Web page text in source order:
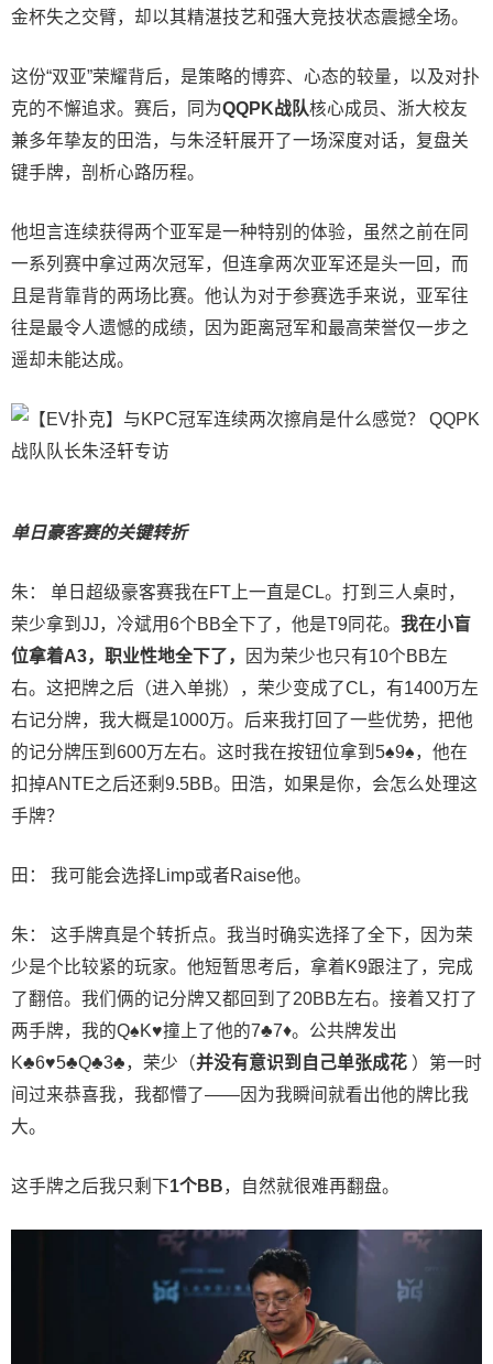
金杯失之交臂，却以其精湛技艺和强大竞技状态震撼全场。
这份“双亚”荣耀背后，是策略的博弈、心态的较量，以及对扑
克的不懈追求。赛后，同为QQPK战队核心成员、浙大校友
兼多年挚友的田浩，与朱泾轩展开了一场深度对话，复盘关
键手牌，剖析心路历程。
他坦言连续获得两个亚军是一种特别的体验，虽然之前在同
一系列赛中拿过两次冠军，但连拿两次亚军还是头一回，而
且是背靠背的两场比赛。他认为对于参赛选手来说，亚军往
往是最令人遗憾的成绩，因为距离冠军和最高荣誉仅一步之
遥却未能达成。
单日豪客赛的关键转折
朱： 单日超级豪客赛我在FT上一直是CL。打到三人桌时，
荣少拿到JJ，冷斌用6个BB全下了，他是T9同花。 我在小盲
位拿着A3，职业性地全下了，
因为荣少也只有10个BB左
右。这把牌之后（进入单挑），荣少变成了CL，有1400万左
右记分牌，我大概是1000万。后来我打回了一些优势，把他
的记分牌压到600万左右。这时我在按钮位拿到5♠9♠，他在
扣掉ANTE之后还剩9.5BB。田浩，如果是你，会怎么处理这
手牌？
田： 我可能会选择Limp或者Raise他。
朱： 这手牌真是个转折点。我当时确实选择了全下，因为荣
少是个比较紧的玩家。他短暂思考后，拿着K9跟注了，完成
了翻倍。我们俩的记分牌又都回到了20BB左右。接着又打了
两手牌，我的Q♠K♥撞上了他的7♣7♦。公共牌发出
K♣6♥5♣Q♣3♣，荣少（并没有意识到自己单张成花 ）第一时
间过来恭喜我，我都懵了——因为我瞬间就看出他的牌比我
大。
这手牌之后我只剩下1个BB，自然就很难再翻盘。